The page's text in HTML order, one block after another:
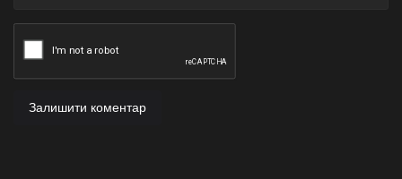
Залишити коментар